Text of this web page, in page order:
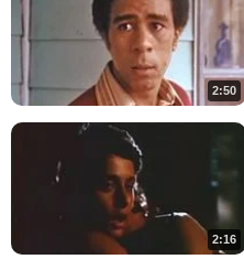
2:50
2:16